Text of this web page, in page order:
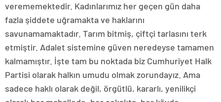
verememektedir. Kadınlarımız her geçen gün daha
fazla şiddete uğramakta ve haklarını
savunamamaktadır. Tarım bitmiş, çiftçi tarlasını terk
etmiştir. Adalet sistemine güven neredeyse tamamen
kalmamıştır. İşte tam bu noktada biz Cumhuriyet Halk
Partisi olarak halkın umudu olmak zorundayız. Ama
sadece haklı olarak değil, örgütlü, kararlı, yenilikçi